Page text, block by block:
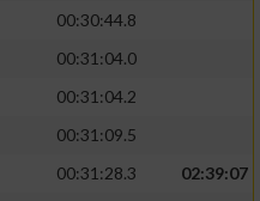
00:30:44.8
00:31:04.0
00:31:04.2
00:31:09.5
00:31:28.3
02:39:07